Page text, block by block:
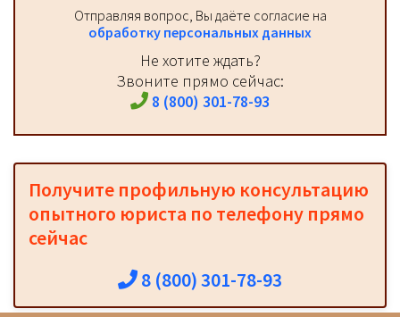
Отправляя вопрос, Вы даёте согласие на
обработку персональных данных
Не хотите ждать?
Звоните прямо сейчас:
8 (800) 301-78-93
Получите профильную консультацию
опытного юриста по телефону прямо
сейчас
8 (800) 301-78-93